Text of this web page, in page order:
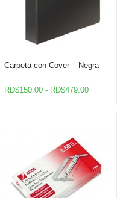
Carpeta con Cover – Negra
RD$150.00 - RD$479.00Rango
RD$479.00